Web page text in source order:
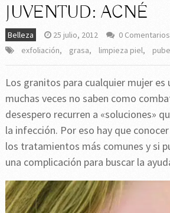
JUVENTUD: ACNÉ
Belleza 25 julio, 2012
0 Comentarios
exfoliación, grasa, limpieza piel,
Los granitos para cualquier mujer es
muchas veces no saben como
desespero recurren a «soluciones»
la infección. Por eso hay que
los tratamientos más comunes y si
una complicación para buscar la